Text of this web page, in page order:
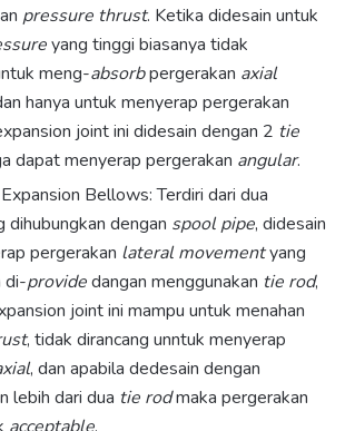
pressure thrust. Ketika didesain untuk
yang tinggi biasanya tidak
meng-absorbpergerakan axial
hanya untuk menyerap pergerakan
joint ini didesain dengan 2 tie
dapat menyerap pergerakan angular.
Bellows: Terdiri dari dua
dengan spool pipe, didesain
pergerakan lateral movementyang
di-providedangan menggunakan tie rod,
joint ini mampu untuk menahan
, tidak dirancang unntuk menyerap
, dan apabila dedesain dengan
lebih dari dua tie rodmaka pergerakan